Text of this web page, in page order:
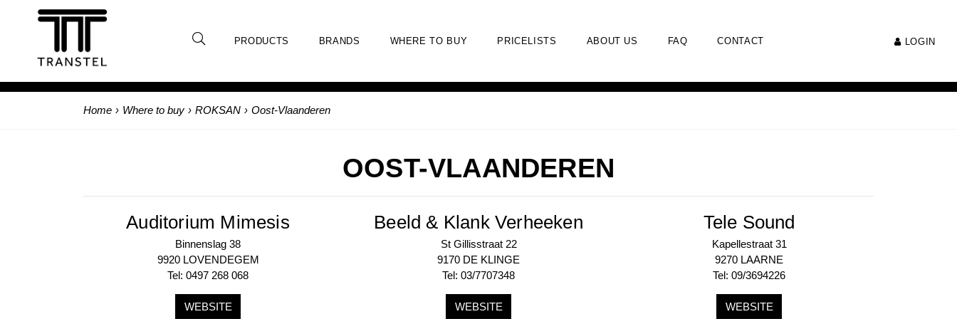
PRODUCTS BRANDS WHERE TO BUY PRICELISTS ABOUT US FAQ CONTACT LOGIN
Home › Where to buy › ROKSAN › Oost-Vlaanderen
OOST-VLAANDEREN
Auditorium Mimesis
Binnenslag 38
9920 LOVENDEGEM
Tel: 0497 268 068
WEBSITE
Beeld & Klank Verheeken
St Gillisstraat 22
9170 DE KLINGE
Tel: 03/7707348
WEBSITE
Tele Sound
Kapellestraat 31
9270 LAARNE
Tel: 09/3694226
WEBSITE